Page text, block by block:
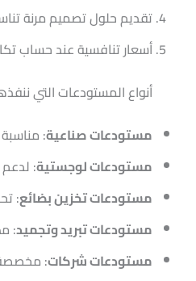
تقديم حلول تصميم مرنة
أسعار تنافسية عند حساب
أنواع المستودعات التي
مستودعات صناعية:
مستودعات لوجستية: لدعم
مستودعات تخزين بضائع:
مستودعات تبريد وتجميد:
مستودعات شركات: مخصصة